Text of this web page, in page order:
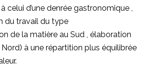
celui d’une denrée gastronomique ,
du travail du type
de la matière au Sud , élaboration
à une répartition plus équilibrée